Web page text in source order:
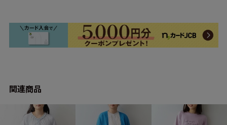
関連商品